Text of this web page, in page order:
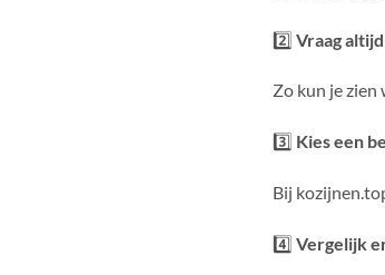
2️⃣ Vraag
Zo kun je
3️⃣ Kies een
Bij
4️⃣ Vergelijk